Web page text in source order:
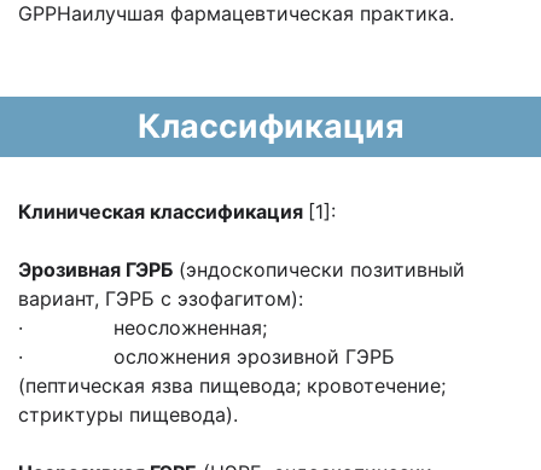
GPPНаилучшая фармацевтическая практика.
Классификация
Клиническая классификация [1]:
Эрозивная ГЭРБ (эндоскопически позитивный
вариант, ГЭРБ с эзофагитом):
· неосложненная;
· осложнения эрозивной ГЭРБ
(пептическая язва пищевода; кровотечение;
стриктуры пищевода).